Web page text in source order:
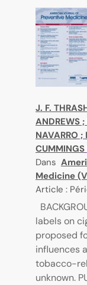
J. F.
ANDREWS ;
NAVARRO ;
CUMMINGS
Dans
Medicine
Article :
labels on
proposed
influences
tobacco-
unknown.